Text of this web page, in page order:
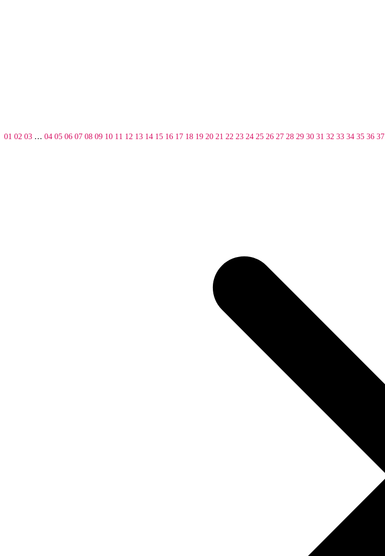
01 02 03 … 04 05 06 07 08 09 10 11 12 13 14 15 16 17 18 19 20 21 22 23 24 25 26 27 28 29 30 31 32 33 34 35 36 37